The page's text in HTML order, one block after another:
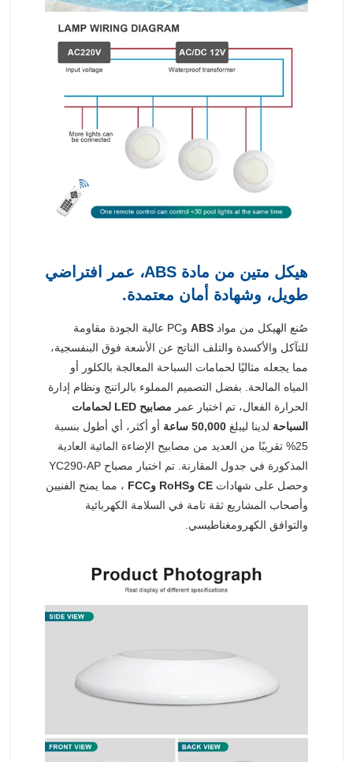
هيكل متين من مادة ABS، عمر افتراضي
طويل، وشهادة أمان معتمدة.
صُنع الهيكل من مواد ABS
وPC عالية الجودة مقاومة
للتآكل والأكسدة والتلف الناتج عن الأشعة فوق البنفسجية،
مما يجعله مثاليًا لحمامات السباحة المعالجة بالكلور أو
المياه المالحة. بفضل التصميم المملوء بالراتنج ونظام إدارة
الحرارة الفعال، تم اختبار عمر
مصابيح LED لحمامات
السباحة لدينا ليبلغ 50,000 ساعة
أو أكثر، أي أطول بنسبة
25% تقريبًا من العديد من مصابيح الإضاءة المائية العادية
المذكورة في جدول المقارنة. تم اختبار مصباح YC290-AP
وحصل على شهادات CE وRoHS وFCC
، مما يمنح الفنيين
وأصحاب المشاريع ثقة تامة في السلامة الكهربائية
والتوافق الكهرومغناطيسي.